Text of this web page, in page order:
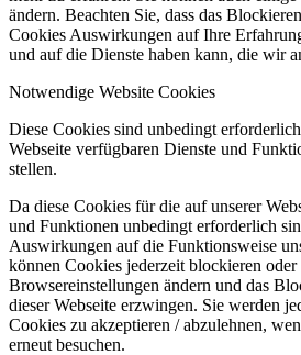
ändern. Beachten Sie, dass das
Cookies Auswirkungen auf Ihre
und auf die Dienste haben kann, die wir
Notwendige Website Cookies
Diese Cookies sind unbedingt
Webseite verfügbaren Dienste und
stellen.
Da diese Cookies für die auf unserer
und Funktionen unbedingt erforderlich
Auswirkungen auf die Funktionsweise
können Cookies jederzeit blockieren
Browsereinstellungen ändern und das
dieser Webseite erzwingen. Sie werden
Cookies zu akzeptieren / abzulehnen,
erneut besuchen.